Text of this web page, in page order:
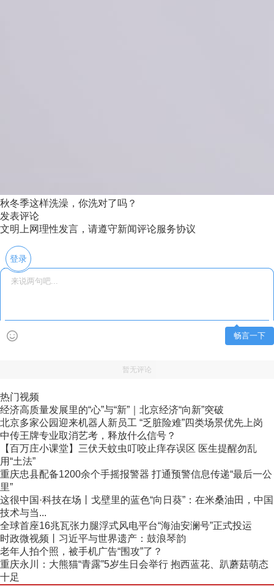
秋冬季这样洗澡，你洗对了吗？
发表评论
文明上网理性发言，请遵守新闻评论服务协议
登录
畅言一下
暂无评论
热门视频
经济高质量发展里的“心”与“新”｜北京经济“向新”突破
北京多家公园迎来机器人新员工 “乏脏险难”四类场景优先上岗
中传王牌专业取消艺考，释放什么信号？
【百万庄小课堂】三伏天蚊虫叮咬止痒存误区 医生提醒勿乱
用“土法”
重庆忠县配备1200余个手摇报警器 打通预警信息传递“最后一公
里”
这很中国·科技在场丨戈壁里的蓝色“向日葵”：在米桑油田，中国
技术与当...
全球首座16兆瓦张力腿浮式风电平台“海油安澜号”正式投运
时政微视频丨习近平与世界遗产：鼓浪琴韵
老年人拍个照，被手机广告“围攻”了？
重庆永川：大熊猫“青露”5岁生日会举行 抱西蓝花、趴蘑菇萌态
十足